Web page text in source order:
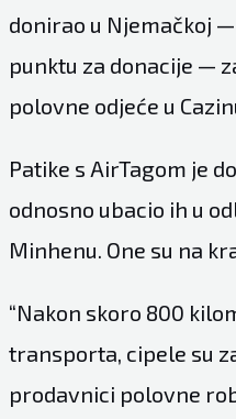
donirao u Njemačkoj
punktu za donacije —
polovne odjeće u
Patike s AirTagom je
odnosno ubacio ih u
Minhenu. One su na
“Nakon skoro 800
transporta, cipele su
prodavnici polovne